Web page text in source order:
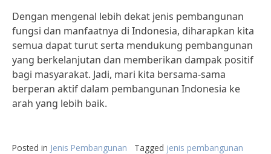
Dengan mengenal lebih dekat jenis pembangunan
fungsi dan manfaatnya di Indonesia, diharapkan kita
semua dapat turut serta mendukung pembangunan
yang berkelanjutan dan memberikan dampak positif
bagi masyarakat. Jadi, mari kita bersama-sama
berperan aktif dalam pembangunan Indonesia ke
arah yang lebih baik.
Posted in Jenis Pembangunan Tagged jenis pembangunan